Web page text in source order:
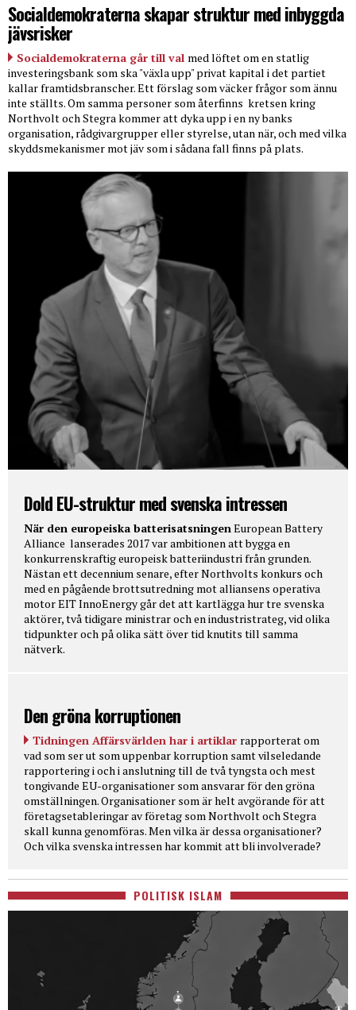
Socialdemokraterna skapar struktur med inbyggda
jävsrisker
Socialdemokraterna går till val med löftet om en statlig
investeringsbank som ska "växla upp" privat kapital i det partiet
kallar framtidsbranscher. Ett förslag som väcker frågor som ännu
inte ställts. Om samma personer som återfinns kretsen kring
Northvolt och Stegra kommer att dyka upp i en ny banks
organisation, rådgivargrupper eller styrelse, utan när, och med vilka
skyddsmekanismer mot jäv som i sådana fall finns på plats.
Dold EU-struktur med svenska intressen
När den europeiska batterisatsningenEuropean Battery
Alliance lanserades 2017 var ambitionen att bygga en
konkurrenskraftig europeisk batteriindustri från grunden.
Nästan ett decennium senare, efter Northvolts konkurs och
med en pågående brottsutredning mot alliansens operativa
motor EIT InnoEnergy går det att kartlägga hur tre svenska
aktörer, två tidigare ministrar och en industristrateg, vid olika
tidpunkter och på olika sätt över tid knutits till samma
nätverk.
Den gröna korruptionen
Tidningen Affärsvärlden har i artiklar rapporterat om
vad som ser ut som uppenbar korruption samt vilseledande
rapportering i och i anslutning till de två tyngsta och mest
tongivande EU-organisationer som ansvarar för den gröna
omställningen. Organisationer som är helt avgörande för att
företagsetableringar av företag som Northvolt och Stegra
skall kunna genomföras. Men vilka är dessa organisationer?
Och vilka svenska intressen har kommit att bli involverade?
POLITISK ISLAM